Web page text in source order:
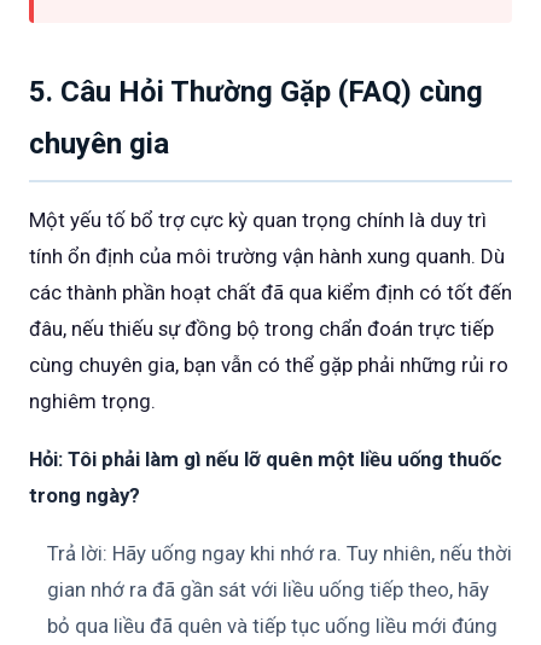
5. Câu Hỏi Thường Gặp (FAQ) cùng
chuyên gia
Một yếu tố bổ trợ cực kỳ quan trọng chính là duy trì
tính ổn định của môi trường vận hành xung quanh. Dù
các thành phần hoạt chất đã qua kiểm định có tốt đến
đâu, nếu thiếu sự đồng bộ trong chẩn đoán trực tiếp
cùng chuyên gia, bạn vẫn có thể gặp phải những rủi ro
nghiêm trọng.
Hỏi: Tôi phải làm gì nếu lỡ quên một liều uống thuốc
trong ngày?
Trả lời: Hãy uống ngay khi nhớ ra. Tuy nhiên, nếu thời
gian nhớ ra đã gần sát với liều uống tiếp theo, hãy
bỏ qua liều đã quên và tiếp tục uống liều mới đúng